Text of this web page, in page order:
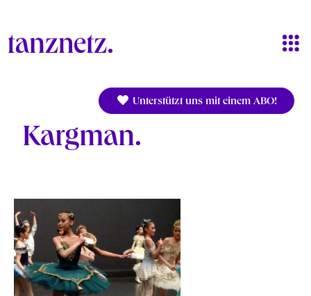
Unterstützt uns mit einem ABO!
Kargman